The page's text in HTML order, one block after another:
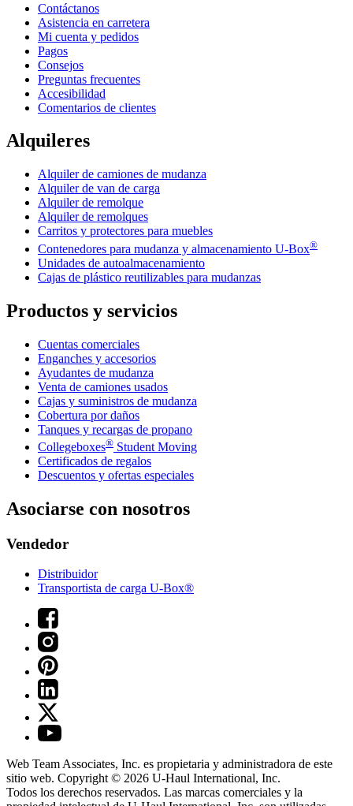
Contáctanos
Asistencia en carretera
Mi cuenta y pedidos
Pagos
Consejos
Preguntas frecuentes
Accesibilidad
Comentarios de clientes
Alquileres
Alquiler de camiones de mudanza
Alquiler de van de carga
Alquiler de remolque
Alquiler de remolques
Carritos y protectores para muebles
Contenedores para mudanza y almacenamiento U-Box®
Unidades de autoalmacenamiento
Cajas de plástico reutilizables para mudanzas
Productos y servicios
Cuentas comerciales
Enganches y accesorios
Ayudantes de mudanza
Venta de camiones usados
Cajas y suministros de mudanza
Cobertura por daños
Tanques y recargas de propano
Collegeboxes® Student Moving
Certificados de regalos
Descuentos y ofertas especiales
Asociarse con nosotros
Vendedor
Distribuidor
Transportista de carga U-Box®
Web Team Associates, Inc. es propietaria y administradora de este
sitio web. Copyright © 2026 U-Haul International, Inc.
Todos los derechos reservados. Las marcas comerciales y la